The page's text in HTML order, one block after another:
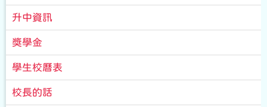
升中資訊
獎學金
學生校曆表
校長的話